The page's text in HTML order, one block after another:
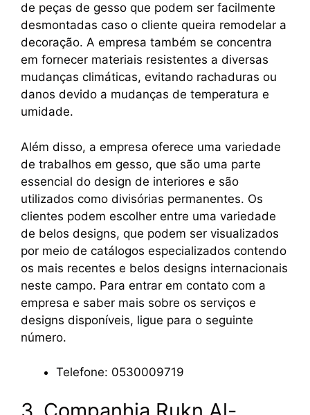
de peças de gesso que podem ser facilmente
desmontadas caso o cliente queira remodelar a
decoração. A empresa também se concentra
em fornecer materiais resistentes a diversas
mudanças climáticas, evitando rachaduras ou
danos devido a mudanças de temperatura e
umidade.
Além disso, a empresa oferece uma variedade
de trabalhos em gesso, que são uma parte
essencial do design de interiores e são
utilizados como divisórias permanentes. Os
clientes podem escolher entre uma variedade
de belos designs, que podem ser visualizados
por meio de catálogos especializados contendo
os mais recentes e belos designs internacionais
neste campo. Para entrar em contato com a
empresa e saber mais sobre os serviços e
designs disponíveis, ligue para o seguinte
número.
Telefone: 0530009719
3. Companhia Rukn Al-